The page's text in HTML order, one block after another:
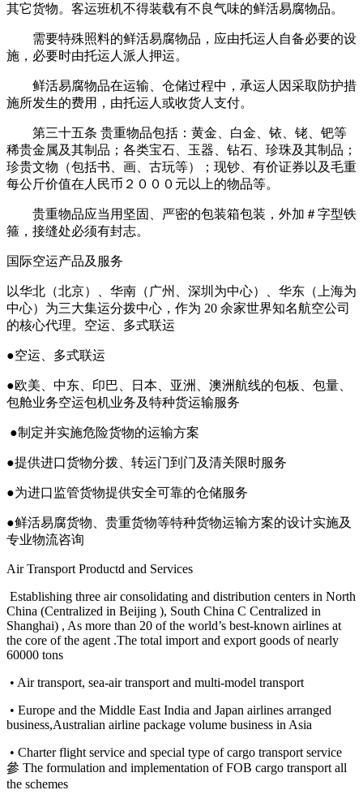
其它货物。客运班机不得装载有不良气味的鲜活易腐物品。
需要特殊照料的鲜活易腐物品，应由托运人自备必要的设
施，必要时由托运人派人押运。
鲜活易腐物品在运输、仓储过程中，承运人因采取防护措
施所发生的费用，由托运人或收货人支付。
第三十五条 贵重物品包括：黄金、白金、铱、铑、钯等
稀贵金属及其制品；各类宝石、玉器、钻石、珍珠及其制品；
珍贵文物（包括书、画、古玩等）；现钞、有价证券以及毛重
每公斤价值在人民币２０００元以上的物品等。
贵重物品应当用坚固、严密的包装箱包装，外加＃字型铁
箍，接缝处必须有封志。
国际空运产品及服务
以华北（北京）、华南（广州、深圳为中心）、华东（上海为
中心）为三大集运分拨中心，作为 20 余家世界知名航空公司
的核心代理。空运、多式联运
●空运、多式联运
●欧美、中东、印巴、日本、亚洲、澳洲航线的包板、包量、
包舱业务空运包机业务及特种货运输服务
●制定并实施危险货物的运输方案
●提供进口货物分拨、转运门到门及清关限时服务
●为进口监管货物提供安全可靠的仓储服务
●鲜活易腐货物、贵重货物等特种货物运输方案的设计实施及
专业物流咨询
Air Transport Productd and Services
Establishing three air consolidating and distribution centers in North
China (Centralized in Beijing ), South China C Centralized in
Shanghai) , As more than 20 of the world’s best-known airlines at
the core of the agent .The total import and export goods of nearly
60000 tons
• Air transport, sea-air transport and multi-model transport
• Europe and the Middle East India and Japan airlines arranged
business,Australian airline package volume business in Asia
• Charter flight service and special type of cargo transport service
參 The formulation and implementation of FOB cargo transport all
the schemes